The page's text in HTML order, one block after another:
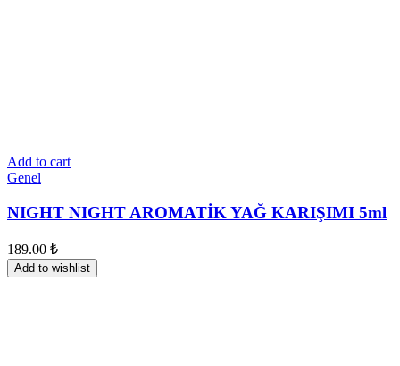
Add to cart
Genel
NIGHT NIGHT AROMATİK YAĞ KARIŞIMI 5ml
189.00 ₺
Add to wishlist